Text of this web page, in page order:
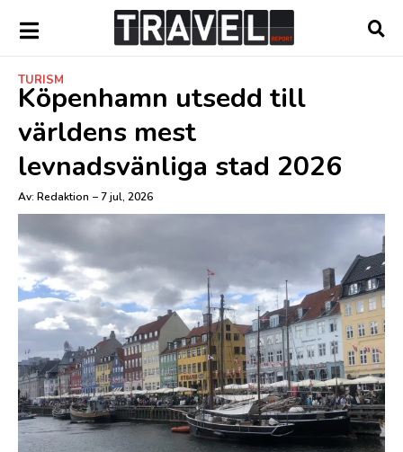
TURISM
Köpenhamn utsedd till
världens mest
levnadsvänliga stad 2026
Av: Redaktion –7 jul, 2026